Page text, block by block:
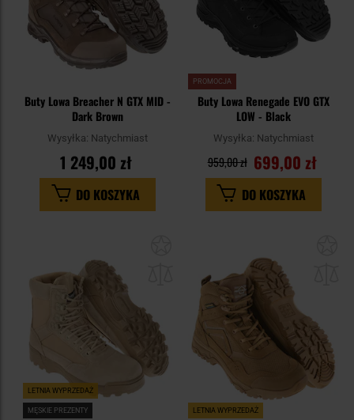
Buty Lowa Breacher N GTX MID -
Dark Brown
Wysyłka: Natychmiast
1 249,00 zł
DO KOSZYKA
PROMOCJA
Buty Lowa Renegade EVO GTX
LOW - Black
Wysyłka: Natychmiast
699,00 zł
959,00 zł
DO KOSZYKA
schowka
LETNIA WYPRZEDAŻ
MĘSKIE PREZENTY LETNIA WYPRZEDAŻ